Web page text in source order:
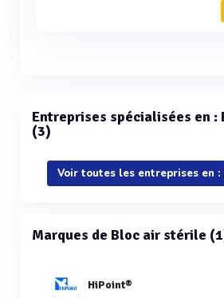
Entreprises spécialisées en
(3)
Voir toutes les entreprises en
Marques de Bloc air stérile
HiPoint®